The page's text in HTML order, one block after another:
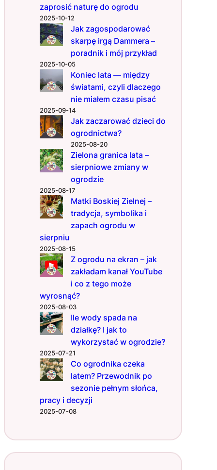
y
n
d
a
o
g
d
n
ó
w
zaprosić naturę do ogrodu
2025-10-12
Jak zagospodarować
skarpę irgą Dammera –
poradnik i mój przykład
2025-10-05
Koniec lata — między
światami, czyli dlaczego
nie miałem czasu pisać
2025-09-14
Jak zaczarować dzieci do
ogrodnictwa?
2025-08-20
Zielona granica lata –
sierpniowe zmiany w
ogrodzie
2025-08-17
Matki Boskiej Zielnej –
tradycja, symbolika i
zapach ogrodu w
sierpniu
2025-08-15
Z ogrodu na ekran – jak
zakładam kanał YouTube
i co z tego może
wyrosnąć?
2025-08-03
Ile wody spada na
działkę? I jak to
wykorzystać w ogrodzie?
2025-07-21
Co ogrodnika czeka
latem? Przewodnik po
sezonie pełnym słońca,
pracy i decyzji
2025-07-08